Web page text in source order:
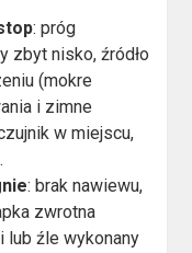
: próg
zbyt nisko, źródło
(mokre
i zimne
w miejscu,
: brak nawiewu,
zwrotna
lub źle wykonany